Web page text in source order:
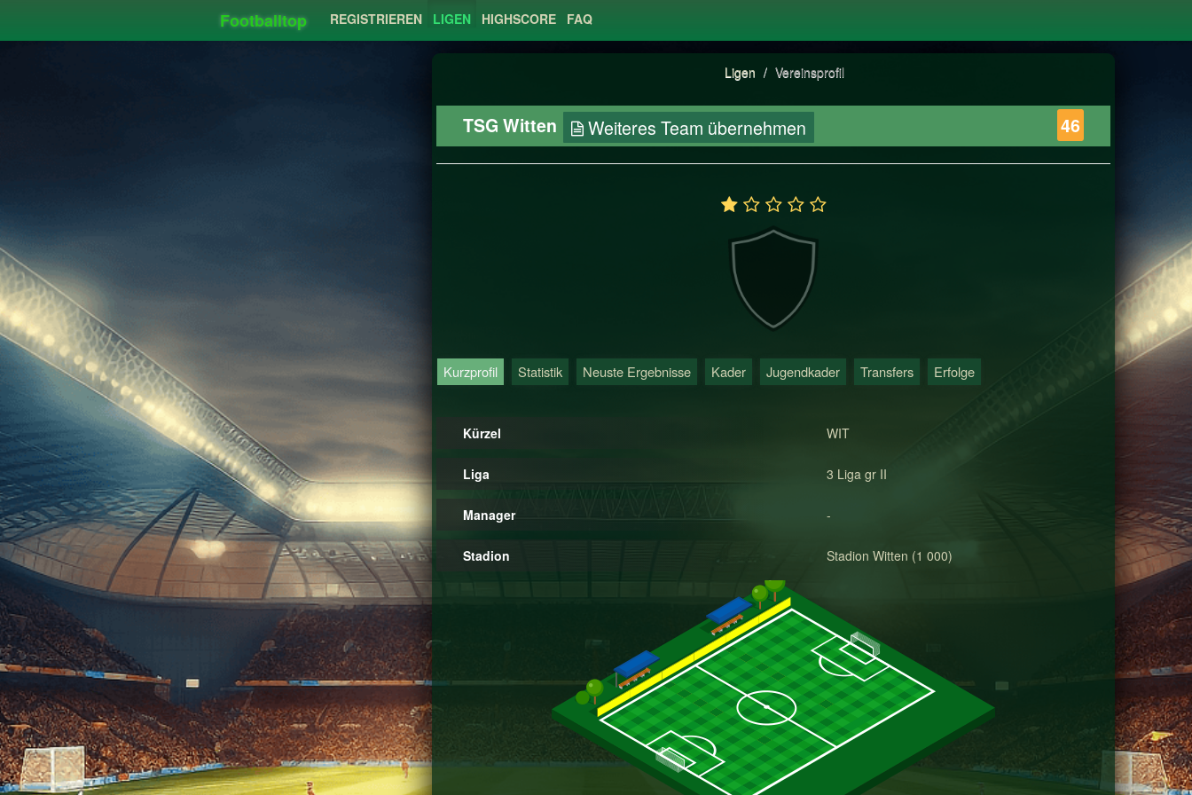
Footballtop REGISTRIEREN LIGEN HIGHSCORE FAQ
Ligen / Vereinsprofil
TSG Witten Weiteres Team übernehmen 46
Kurzprofil Statistik Neuste Ergebnisse Kader Jugendkader Transfers Erfolge
Kürzel WIT
Liga 3 Liga gr II
Manager -
Stadion Stadion Witten (1 000)